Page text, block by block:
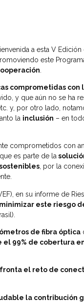
a esta V
este
comprometidas
y que aún no se ha
y, por otro lado,
la inclusión – en
comprometidos con
es parte de la
, por la
en su informe de
este riesgo
de fibra óptica
99% de cobertura
el reto de
la contribución